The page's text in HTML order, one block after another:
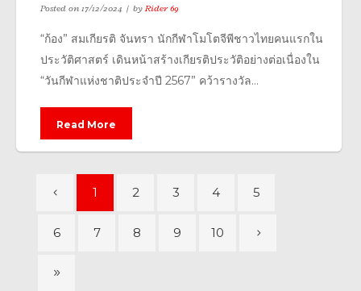
Posted on17/12/2024 byRider 69
“ก้อง” สมเกียรติ จันทรา นักกีฬาโมโตจีพีชาวไทยคนแรกใน
ประวัติศาสตร์ เดินหน้าสร้างเกียรติประวัติอย่างต่อเนื่องใน
“วันกีฬาแห่งชาติประจำปี 2567” คว้ารางวัล...
Read More
1 2 3 4 5
6 7 8 9 10